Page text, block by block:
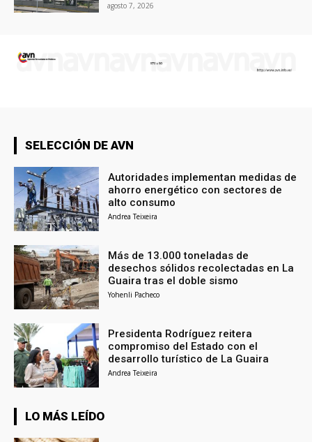
agosto 7, 2026
SELECCIÓN DE AVN
Autoridades implementan medidas de
ahorro energético con sectores de
alto consumo
Andrea Teixeira
Más de 13.000 toneladas de
desechos sólidos recolectadas en La
Guaira tras el doble sismo
Yohenli Pacheco
Presidenta Rodríguez reitera
compromiso del Estado con el
desarrollo turístico de La Guaira
Andrea Teixeira
LO MÁS LEÍDO